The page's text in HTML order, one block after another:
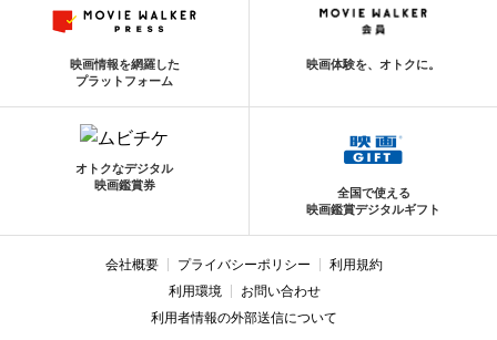
映画情報を網羅した
プラットフォーム
映画体験を、オトクに。
オトクなデジタル
映画鑑賞券
全国で使える
映画鑑賞デジタルギフト
会社概要 プライバシーポリシー
利用規約
利用環境
お問い合わせ
利用者情報の外部送信について